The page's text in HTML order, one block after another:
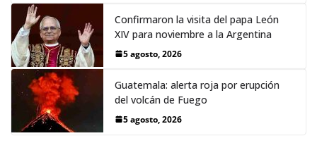
Confirmaron la visita del papa León
XIV para noviembre a la Argentina
5 agosto, 2026
Guatemala: alerta roja por erupción
del volcán de Fuego
5 agosto, 2026